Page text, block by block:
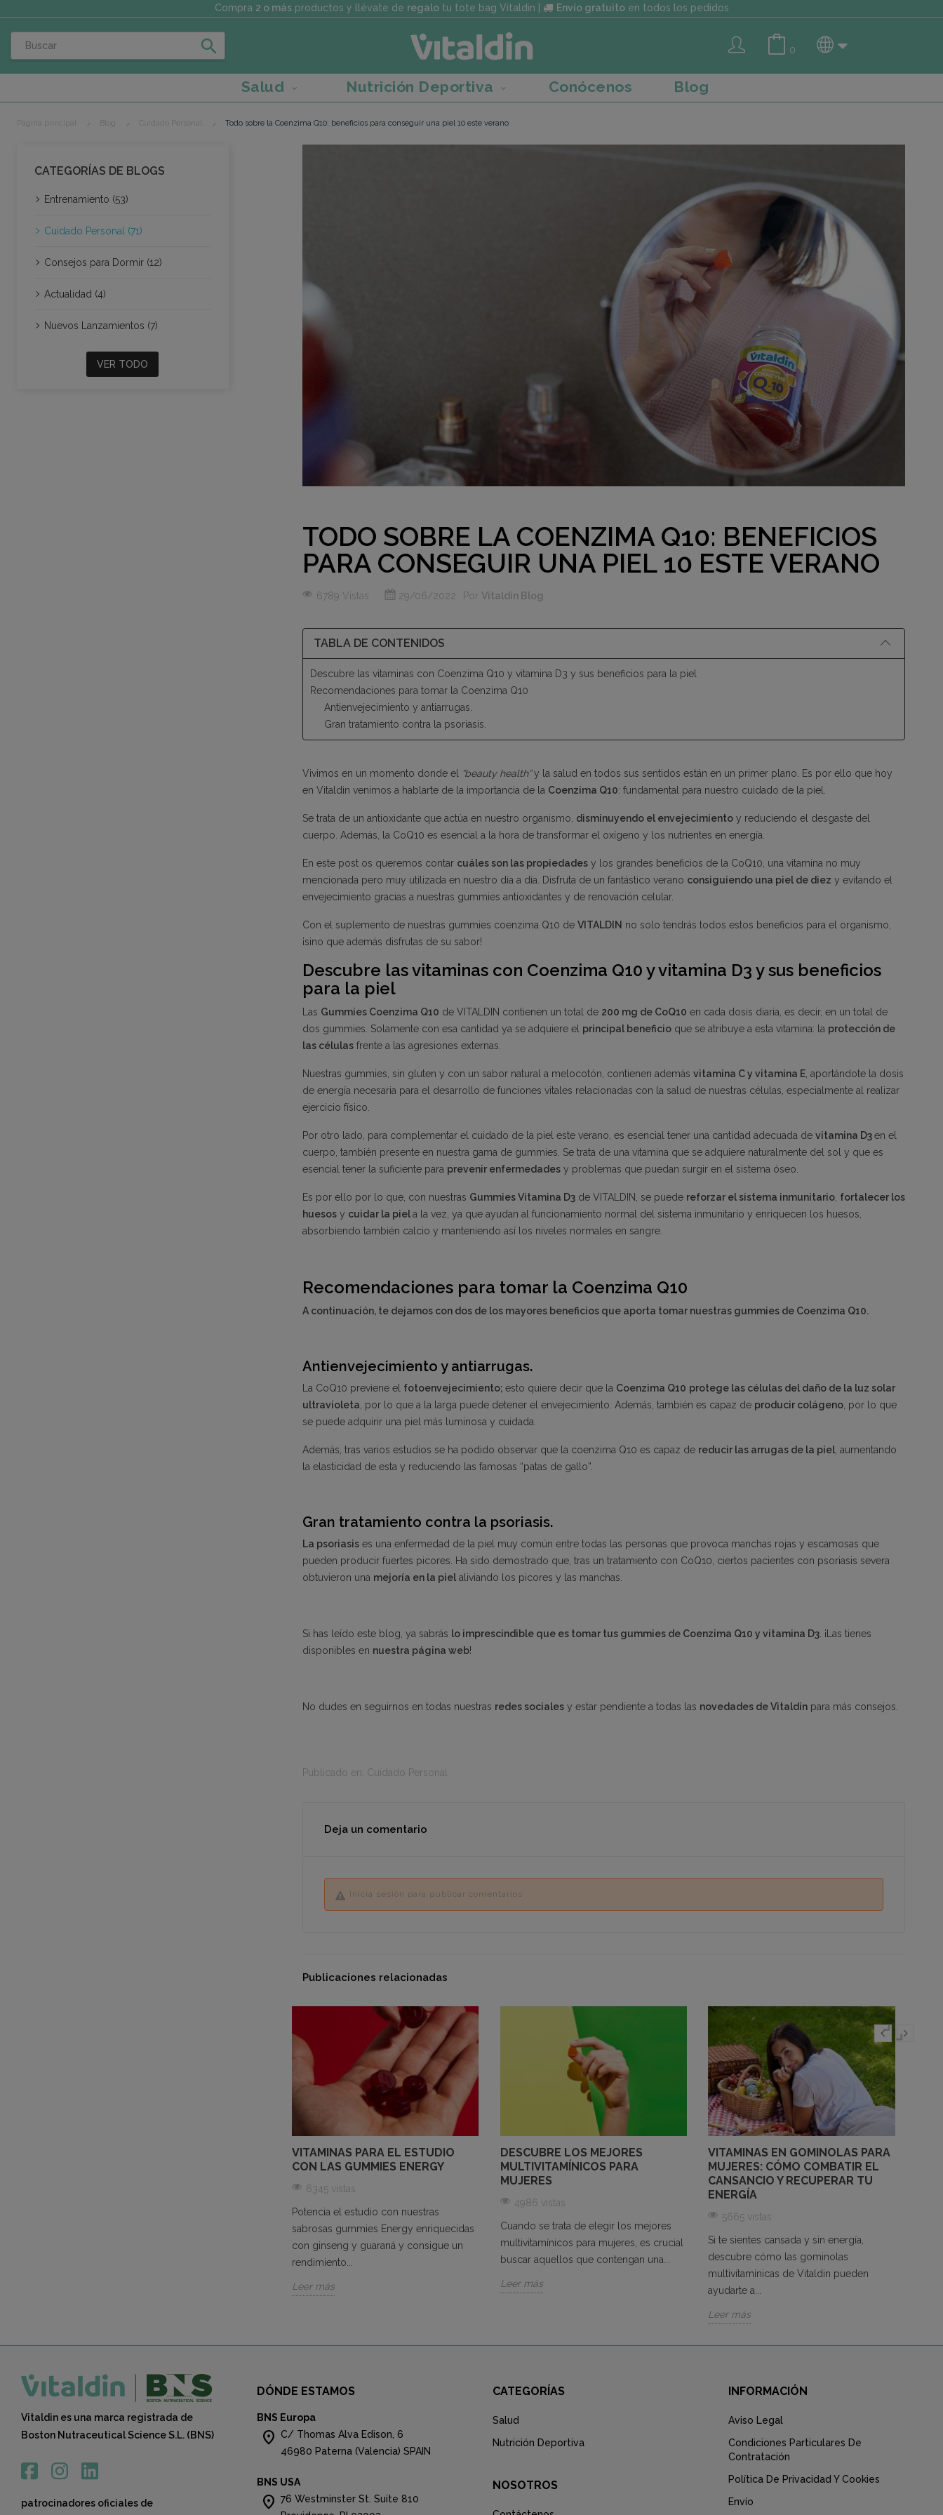
Compra 2 o másproductos y llévate de regalotu tote bag Vitaldin | Envío gratuitoen todos los pedidos
search 0
Salud Nutrición Deportiva Conócenos Blog
Blog Todo sobre la Coenzima Q10: beneficios para conseguir una piel 10 este verano
CATEGORÍAS DE BLOGS
Entrenamiento (53)
Cuidado Personal (71)
Consejos para Dormir (12)
Actualidad (4)
Nuevos Lanzamientos (7)
VER TODO
TODO SOBRE LA COENZIMA Q10: BENEFICIOS
PARA CONSEGUIR UNA PIEL 10 ESTE VERANO
6789 Vistas 29/06/2022 Por Vitaldin Blog
TABLA DE CONTENIDOS
Descubre las vitaminas con Coenzima Q10 y vitamina D3 y sus beneficios para la piel
Recomendaciones para tomar la Coenzima Q10
Antienvejecimiento y antiarrugas.
Gran tratamiento contra la psoriasis.
Vivimos en un momento donde el “beauty health”y la salud en todos sus sentidos están en un primer plano. Es por ello que hoy
en Vitaldin venimos a hablarte de la importancia de la Coenzima Q10: fundamental para nuestro cuidado de la piel.
Se trata de un antioxidante que actúa en nuestro organismo, disminuyendo el envejecimientoy reduciendo el desgaste del
cuerpo. Además, la CoQ10 es esencial a la hora de transformar el oxígeno y los nutrientes en energía.
En este post os queremos contar cuáles son las propiedadesy los grandes beneficios de la CoQ10, una vitamina no muy
mencionada pero muy utilizada en nuestro día a día. Disfruta de un fantástico verano consiguiendo una piel de diez y evitando el
envejecimiento gracias a nuestras gummies antioxidantes y de renovación celular.
Con el suplemento de nuestras gummies coenzima Q10 de VITALDIN no solo tendrás todos estos beneficios para el organismo,
¡sino que además disfrutas de su sabor!
Descubre las vitaminas con Coenzima Q10 y vitamina D3 y sus beneficios
para la piel
Las Gummies Coenzima Q10 de VITALDIN contienen un total de 200 mg de CoQ10 en cada dosis diaria, es decir, en un total de
dos gummies. Solamente con esa cantidad ya se adquiere el principal beneficioque se atribuye a esta vitamina: la protección de
las célulasfrente a las agresiones externas.
Nuestras gummies, sin gluten y con un sabor natural a melocotón, contienen además vitamina C y vitamina E, aportándote la dosis
de energía necesaria para el desarrollo de funciones vitales relacionadas con la salud de nuestras células, especialmente al realizar
ejercicio físico.
Por otro lado, para complementar el cuidado de la piel este verano, es esencial tener una cantidad adecuada de vitamina D3en el
cuerpo, también presente en nuestra gama de gummies. Se trata de una vitamina que se adquiere naturalmente del sol y que es
esencial tener la suficiente para prevenir enfermedadesy problemas que puedan surgir en el sistema óseo.
Es por ello por lo que, con nuestras Gummies Vitamina D3 de VITALDIN, se puede reforzar el sistema inmunitario, fortalecer los
huesosy cuidar la piela la vez, ya que ayudan al funcionamiento normal del sistema inmunitario y enriquecen los huesos,
absorbiendo también calcio y manteniendo así los niveles normales en sangre.
Recomendaciones para tomar la Coenzima Q10
A continuación, te dejamos con dos de los mayores beneficios que aporta tomar nuestras gummies de Coenzima Q10.
Antienvejecimiento y antiarrugas.
La CoQ10 previene el fotoenvejecimiento; esto quiere decir que la Coenzima Q10 protege las células del daño de la luz solar
ultravioleta, por lo que a la larga puede detener el envejecimiento. Además, también es capaz de producir colágeno, por lo que
se puede adquirir una piel más luminosa y cuidada.
Además, tras varios estudios se ha podido observar que la coenzima Q10 es capaz de reducir las arrugas de la piel, aumentando
la elasticidad de esta y reduciendo las famosas “patas de gallo”.
Gran tratamiento contra la psoriasis.
La psoriasises una enfermedad de la piel muy común entre todas las personas que provoca manchas rojas y escamosas que
pueden producir fuertes picores. Ha sido demostrado que, tras un tratamiento con CoQ10, ciertos pacientes con psoriasis severa
obtuvieron una mejoría en la pielaliviando los picores y las manchas.
Si has leído este blog, ya sabrás lo imprescindible que es tomar tus gummies de Coenzima Q10 y vitamina D3. ¡Las tienes
disponibles en nuestra página web!
No dudes en seguirnos en todas nuestras redes socialesy estar pendiente a todas las novedades de Vitaldinpara más consejos.
Publicado en: Cuidado Personal
Deja un comentario
Inicia sesión para publicar comentarios
Publicaciones relacionadas
VITAMINAS PARA EL ESTUDIO
CON LAS GUMMIES ENERGY
6345 vistas
Potencia el estudio con nuestras
sabrosas gummies Energy enriquecidas
con ginseng y guaraná y consigue un
rendimiento...
Leer más
DESCUBRE LOS MEJORES
MULTIVITAMÍNICOS PARA
MUJERES
4986 vistas
Cuando se trata de elegir los mejores
multivitamínicos para mujeres, es crucial
buscar aquellos que contengan una...
Leer más
VITAMINAS EN GOMINOLAS PARA
MUJERES: CÓMO COMBATIR EL
CANSANCIO Y RECUPERAR TU
ENERGÍA
5665 vistas
Si te sientes cansada y sin energía,
descubre cómo las gominolas
multivitamínicas de Vitaldin pueden
ayudarte a...
Leer más
Vitaldin es una marca registrada de
Boston Nutraceutical Science S.L. (BNS)
patrocinadores oficiales de
DÓNDE ESTAMOS
BNS Europa
location_on C/ Thomas Alva Edison, 6
46980 Paterna (Valencia) SPAIN
BNS USA
location_on 76 Westminster St. Suite 810
CATEGORÍAS
Salud
Nutrición Deportiva
NOSOTROS
INFORMACIÓN
Aviso Legal
Condiciones Particulares De
Contratación
Política De Privacidad Y Cookies
Envío